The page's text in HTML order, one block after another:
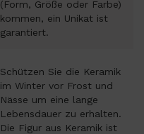
(Form, Größe oder Farbe)
kommen, ein Unikat ist
garantiert.
Schützen Sie die Keramik
im Winter vor Frost und
Nässe um eine lange
Lebensdauer zu erhalten.
Die Figur aus Keramik ist